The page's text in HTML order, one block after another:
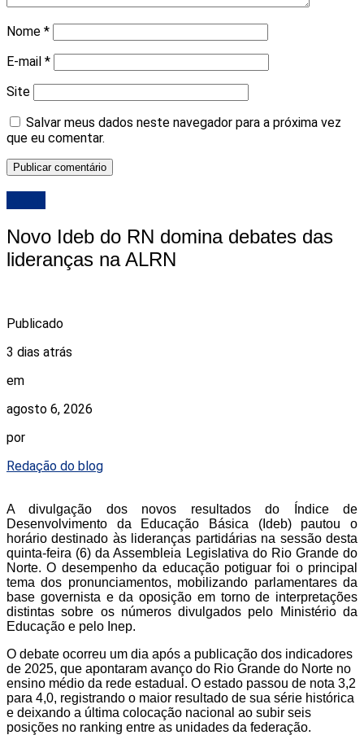
Nome *
E-mail *
Site
Salvar meus dados neste navegador para a próxima vez
que eu comentar.
Novo Ideb do RN domina debates das
lideranças na ALRN
Publicado
3 dias atrás
em
agosto 6, 2026
por
Redação do blog
A divulgação dos novos resultados do Índice de
Desenvolvimento da Educação Básica (Ideb) pautou o
horário destinado às lideranças partidárias na sessão desta
quinta-feira (6) da Assembleia Legislativa do Rio Grande do
Norte. O desempenho da educação potiguar foi o principal
tema dos pronunciamentos, mobilizando parlamentares da
base governista e da oposição em torno de interpretações
distintas sobre os números divulgados pelo Ministério da
Educação e pelo Inep.
O debate ocorreu um dia após a publicação dos indicadores
de 2025, que apontaram avanço do Rio Grande do Norte no
ensino médio da rede estadual. O estado passou de nota 3,2
para 4,0, registrando o maior resultado de sua série histórica
e deixando a última colocação nacional ao subir seis
posições no ranking entre as unidades da federação.